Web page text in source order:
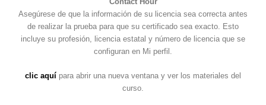
Asegúrese de que la información de su licencia sea correcta antes
de realizar la prueba para que su certificado sea exacto. Esto
incluye su profesión, licencia estatal y número de licencia que se
configuran en Mi perfil.
clic aquí para abrir una nueva ventana y ver los materiales del
curso.